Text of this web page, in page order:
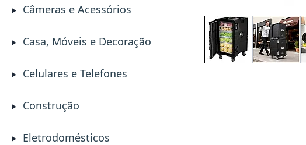
Câmeras e Acessórios
Casa, Móveis e Decoração
Celulares e Telefones
Construção
Eletrodomésticos